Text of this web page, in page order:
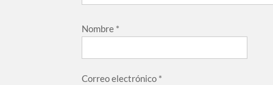
Nombre *
Correo electrónico *